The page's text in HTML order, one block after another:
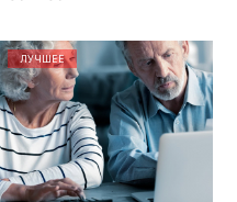
ЛУЧШЕЕ